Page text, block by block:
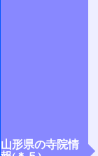
山形県の寺院情